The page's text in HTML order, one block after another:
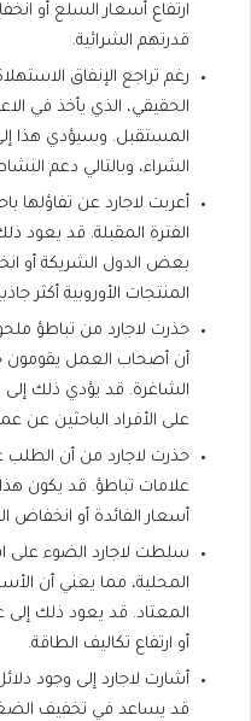
ارتفاع أسعار السلع أو
قدرتهم الشرائية.
رغم تراجع الإنفاق
الحقيقي، الذي يأخذ في
المستقبل. وسيؤدي هذا
الشراء، وبالتالي دعم
أعربت لاجارد عن تفاؤلها
الفترة المقبلة. قد يعود
بعض الدول الشريكة أو
المنتجات الأوروبية أكثر
حذرت لاجارد من تباطؤ
أن أصحاب العمل يقومون
الشاغرة. قد يؤدي ذلك إلى
على الأفراد الباحثين عن
حذرت لاجارد من أن الطلب
علامات تباطؤ. قد يكون
أسعار الفائدة أو انخفاض
سلطت لاجارد الضوء على
المحلية، مما يعني أن
المعتاد. قد يعود ذلك
أو ارتفاع تكاليف الطاقة.
أشارت لاجارد إلى وجود
قد يساعد في تخفيف